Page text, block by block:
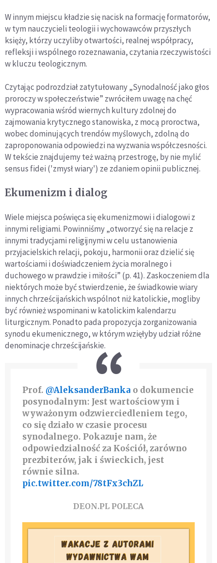
W innym miejscu kładzie się nacisk na formację formatorów,
w tym nauczycieli teologii i wychowawców przyszłych
księży, którzy uczyliby otwartości, realnej współpracy,
refleksji i wspólnego rozeznawania, czytania rzeczywistości
w kluczu teologicznym.
Czytając podrozdział zatytułowany „Synodalność jako głos
proroczy w społeczeństwie” zwróciłem uwagę na chęć
wypracowania wśród wiernych kultury zdolnej do
zajmowania krytycznego stanowiska, z mocą proroctwa,
wobec dominujących trendów myślowych, zdolną do
zaproponowania odpowiedzi na wyzwania współczesności.
W tekście znajdujemy też ważną przestrogę, by nie mylić
sensus fidei ('zmysł wiary') ze zdaniem opinii publicznej.
Ekumenizm i dialog
Wiele miejsca poświęca się ekumenizmowi i dialogowi z
innymi religiami. Powinniśmy „otworzyć się na relacje z
innymi tradycjami religijnymi w celu ustanowienia
przyjacielskich relacji, pokoju, harmonii oraz dzielić się
wartościami i doświadczeniem życia moralnego i
duchowego w prawdzie i miłości” (p. 41). Zaskoczeniem dla
niektórych może być stwierdzenie, że świadkowie wiary
innych chrześcijańskich wspólnot niż katolickie, mogliby
być również wspominani w katolickim kalendarzu
liturgicznym. Ponadto pada propozycja zorganizowania
synodu ekumenicznego, w którym wzięłyby udział różne
denominacje chrześcijańskie.
Prof. @AleksanderBanka o dokumencie
posynodalnym: Jest wartościowym i
wyważonym odzwierciedleniem tego,
co się działo w czasie procesu
synodalnego. Pokazuje nam, że
odpowiedzialność za Kościół, zarówno
prezbiterów, jak i świeckich, jest
równie silna.
pic.twitter.com/78tFx3chZL
DEON.PL POLECA